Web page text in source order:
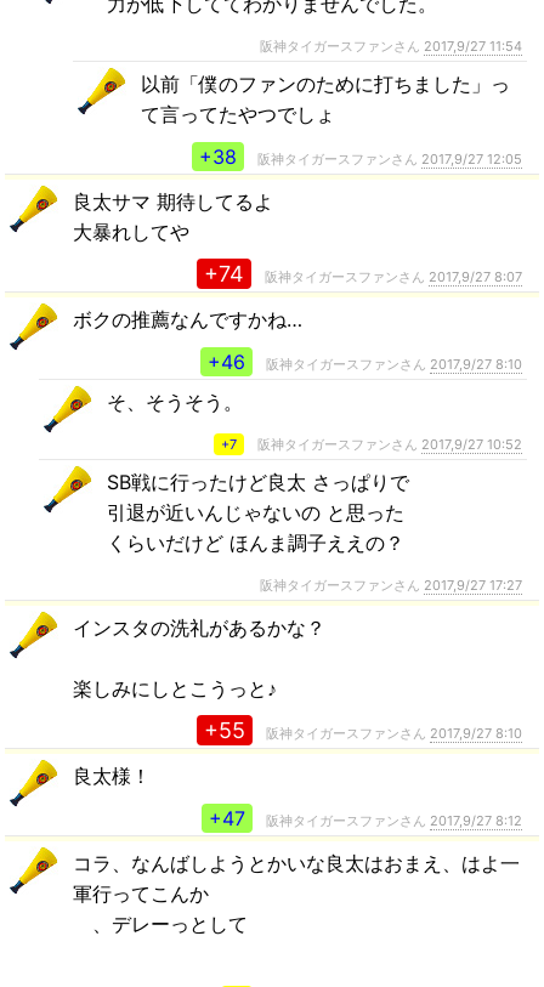
阪神タイガースファンさん 2017,9/27 11:54
以前「僕のファンのために打ちました」っ
て言ってたやつでしょ
+38
阪神タイガースファンさん 2017,9/27 12:05
良太サマ 期待してるよ
大暴れしてや
+74 阪神タイガースファンさん 2017,9/27 8:07
ボクの推薦なんですかね…
+46
阪神タイガースファンさん 2017,9/27 8:10
そ、そうそう。
+7 阪神タイガースファンさん 2017,9/27 10:52
SB戦に行ったけど良太 さっぱりで
引退が近いんじゃないの と思った
くらいだけど ほんま調子ええの？
阪神タイガースファンさん 2017,9/27 17:27
インスタの洗礼があるかな？
楽しみにしとこうっと♪
+55 阪神タイガースファンさん 2017,9/27 8:10
良太様！
+47
阪神タイガースファンさん 2017,9/27 8:12
コラ、なんばしようとかいな良太はおまえ、はよ一
軍行ってこんか
、デレーっとして